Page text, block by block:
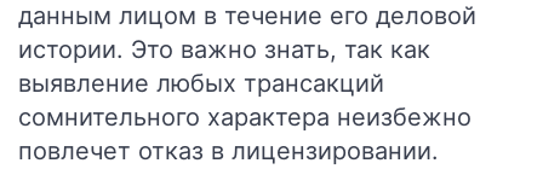
данным лицом в течение его деловой
истории. Это важно знать, так как
выявление любых трансакций
сомнительного характера неизбежно
повлечет отказ в лицензировании.